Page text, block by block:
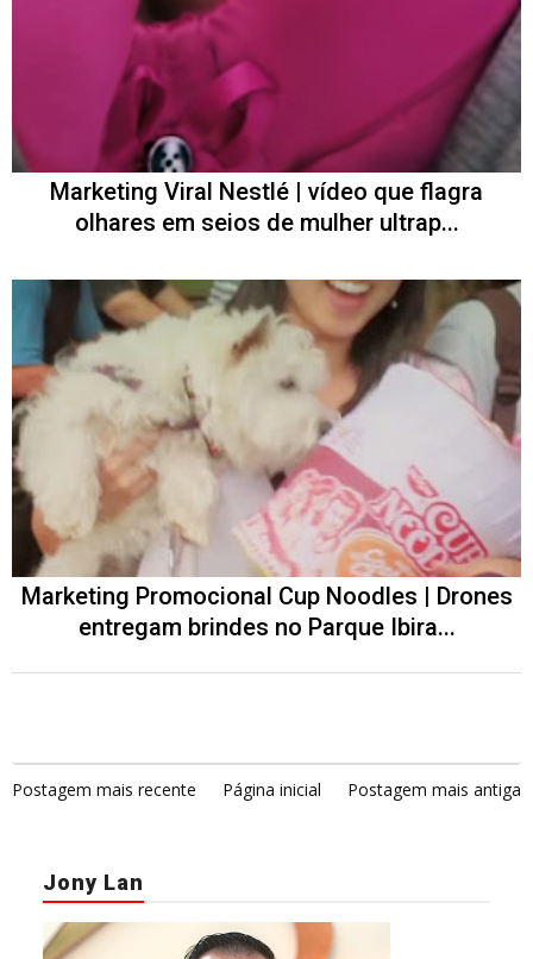
Marketing Viral Nestlé | vídeo que flagra
olhares em seios de mulher ultrap...
Marketing Promocional Cup Noodles | Drones
entregam brindes no Parque Ibira...
Postagem mais recente Página inicial Postagem mais antiga
Jony Lan